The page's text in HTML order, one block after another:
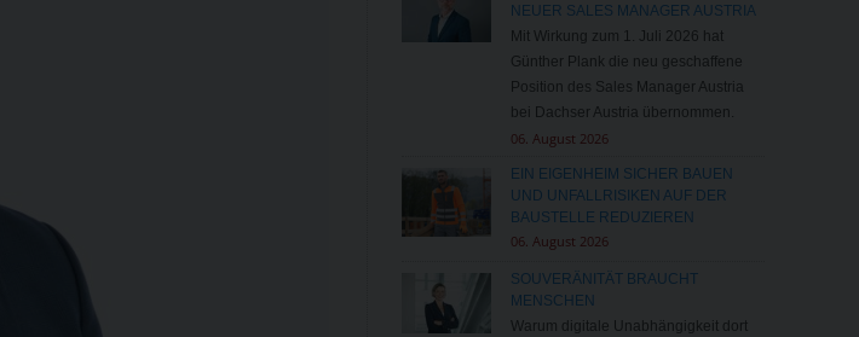
NEUER SALES MANAGER AUSTRIA
Mit Wirkung zum 1. Juli 2026 hat
Günther Plank die neu geschaffene
Position des Sales Manager Austria
bei Dachser Austria übernommen.
06. August 2026
EIN EIGENHEIM SICHER BAUEN
UND UNFALLRISIKEN AUF DER
BAUSTELLE REDUZIEREN
06. August 2026
SOUVERÄNITÄT BRAUCHT
MENSCHEN
Warum digitale Unabhängigkeit dort